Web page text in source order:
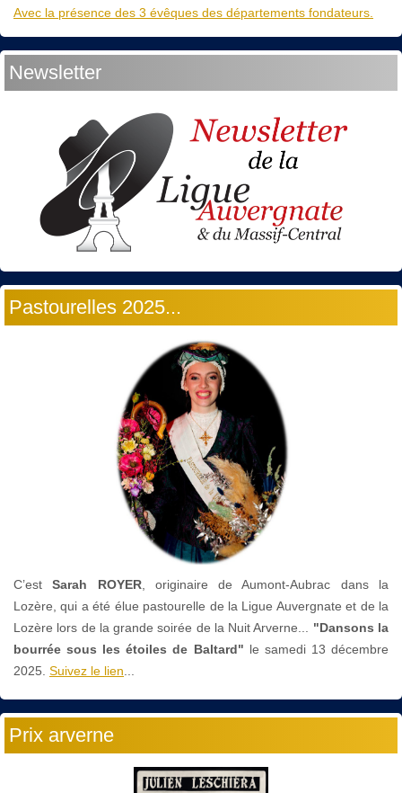
Avec la présence des 3 évêques des départements fondateurs.
Newsletter
Pastourelles 2025...
C’estSarah ROYER, originaire de Aumont-Aubrac dans la
Lozère, qui a été élue pastourelle de la Ligue Auvergnate et de la
Lozère lors de la grande soirée de la Nuit Arverne... "Dansons la
bourrée sous les étoiles de Baltard" le samedi 13 décembre
2025. Suivez le lien...
Prix arverne